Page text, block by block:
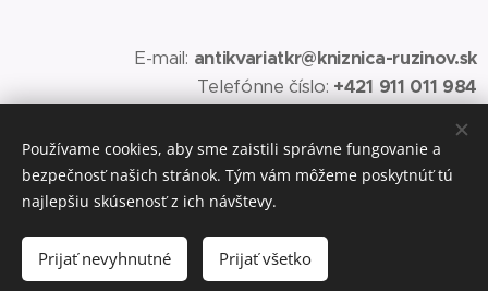
Do košíka
E-mail: antikvariatkr@kniznica-ruzinov.sk
Telefónne číslo: +421 911 011 984
Vytvorené službouWebnode Cookies
Používame cookies, aby sme zaistili správne fungovanie a
bezpečnosť našich stránok. Tým vám môžeme poskytnúť tú
najlepšiu skúsenosť z ich návštevy.
Prijať nevyhnutné Prijať všetko